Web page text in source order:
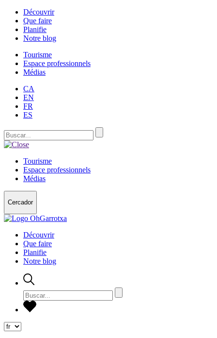
Découvrir
Que faire
Planifie
Notre blog
Tourisme
Espace professionnels
Médias
CA
EN
FR
ES
Tourisme
Espace professionnels
Médias
Cercador
Découvrir
Que faire
Planifie
Notre blog